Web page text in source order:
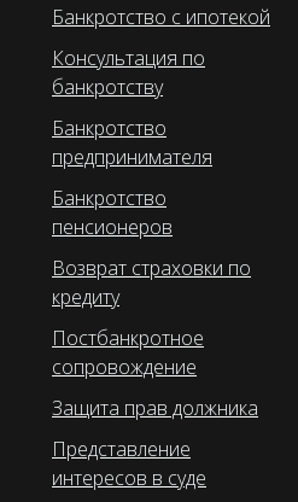
Банкротство с ипотекой
Консультация по
банкротству
Банкротство
предпринимателя
Банкротство
пенсионеров
Возврат страховки по
кредиту
Постбанкротное
сопровождение
Защита прав должника
Представление
интересов в суде